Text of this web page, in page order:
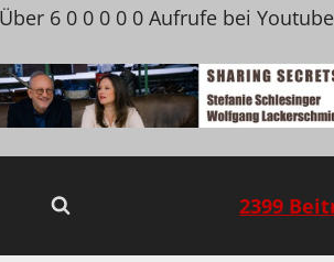
Über 6 0 0 0 0 0 Aufrufe bei Youtube
2399